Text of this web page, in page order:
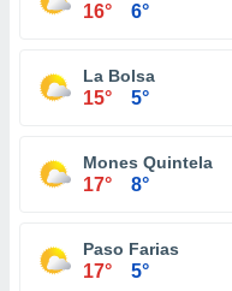
16° 6°
La Bolsa
15° 5°
Mones Quintela
17° 8°
Paso Farias
17° 5°